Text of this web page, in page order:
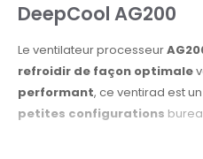
DeepCool AG200
Le ventilateur processeur
refroidir de façon optimale
performant, ce ventirad est
petites configurations